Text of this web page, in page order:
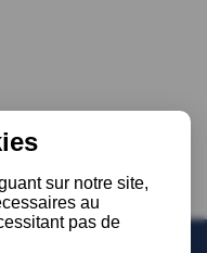
sur notre site,
au
pas de